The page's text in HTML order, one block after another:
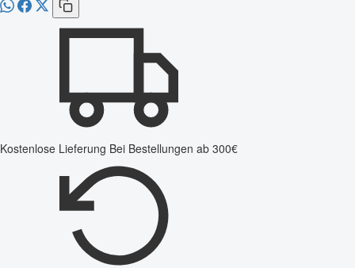
Kostenlose Lieferung Bei Bestellungen ab 300€